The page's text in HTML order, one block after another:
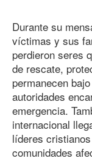
Durante su
víctimas y sus
perdieron seres
de rescate,
permanecen
autoridades
emergencia.
internacional
líderes
comunidades